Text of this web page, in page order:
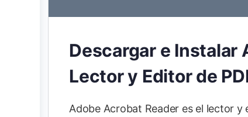
Descargar e Instalar
Lector y Editor de
Adobe Acrobat Reader es el lector